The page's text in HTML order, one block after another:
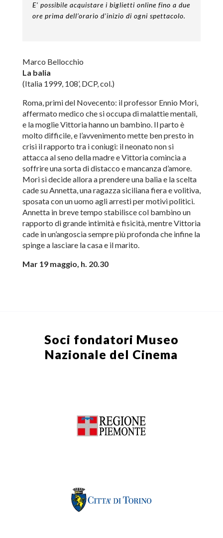
E’ possibile acquistare i biglietti online fino a due
ore prima dell’orario d’inizio di ogni spettacolo.
Marco Bellocchio
La balia
(Italia 1999, 108’, DCP, col.)
Roma, primi del Novecento: il professor Ennio Mori,
affermato medico che si occupa di malattie mentali,
e la moglie Vittoria hanno un bambino. Il parto è
molto difficile, e l’avvenimento mette ben presto in
crisi il rapporto tra i coniugi: il neonato non si
attacca al seno della madre e Vittoria comincia a
soffrire una sorta di distacco e mancanza d’amore.
Mori si decide allora a prendere una balia e la scelta
cade su Annetta, una ragazza siciliana fiera e volitiva,
sposata con un uomo agli arresti per motivi politici.
Annetta in breve tempo stabilisce col bambino un
rapporto di grande intimità e fisicità, mentre Vittoria
cade in un’angoscia sempre più profonda che infine la
spinge a lasciare la casa e il marito.
Mar 19 maggio, h. 20.30
Soci fondatori Museo
Nazionale del Cinema